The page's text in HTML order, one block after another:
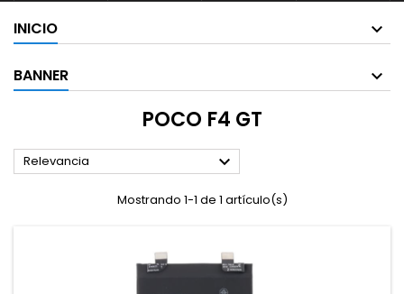
INICIO
BANNER
POCO F4 GT
Relevancia 
Mostrando 1-1 de 1 artículo(s)